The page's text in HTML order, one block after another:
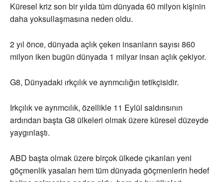
Küresel kriz son bir yılda tüm dünyada 60 milyon kişinin
daha yoksullaşmasına neden oldu.
2 yıl önce, dünyada açlık çeken insanların sayısı 860
milyon iken bugün dünyada 1 milyar insan açlık çekiyor.
G8, Dünyadaki ırkçılık ve ayrımcılığın tetikçisidir.
Irkçılık ve ayrımcılık, özellikle 11 Eylül saldırısının
ardından başta G8 ülkeleri olmak üzere küresel düzeyde
yaygınlaştı.
ABD başta olmak üzere birçok ülkede çıkarılan yeni
göçmenlik yasaları hem tüm dünyada göçmenlerin hedef